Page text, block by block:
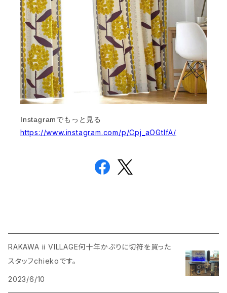
Instagramでもっと見る
https://www.instagram.com/p/Cpj_aOGtlfA/
RAKAWA ii VILLAGE何十年かぶりに切符を買った
スタッフchiekoです。
2023/6/10